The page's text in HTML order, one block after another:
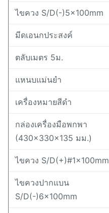
ไขควง S/D(-)5×100mm
มีดเอนกประสงค์
ตลับเมตร 5ม.
แหนบแม่นยำ
เครื่องหมายสีดำ
กล่องเครื่องมือพกพา
(430×330×135 มม.)
ไขควง S/D(+)#1×100mm
ไขควงปากแบน
S/D(-)6×100mm